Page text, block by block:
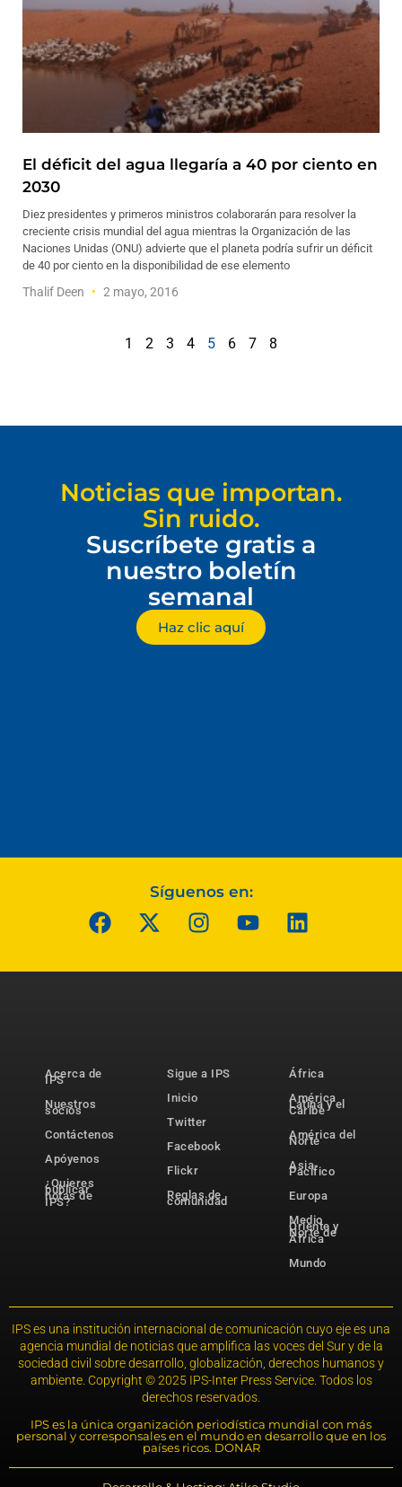
El déficit del agua llegaría a 40 por ciento en
2030
Diez presidentes y primeros ministros colaborarán para resolver la
creciente crisis mundial del agua mientras la Organización de las
Naciones Unidas (ONU) advierte que el planeta podría sufrir un déficit
de 40 por ciento en la disponibilidad de ese elemento
Thalif Deen 2 mayo, 2016
1 2 3 4 5 6 7 8
Noticias que importan.
Sin ruido.
Suscríbete gratis a
nuestro boletín
semanal
Haz clic aquí
Síguenos en:
Acerca de
IPS
Nuestros
socios
Contáctenos
Apóyenos
¿Quieres
publicar
notas de
IPS?
Sigue a IPS
Inicio
Twitter
Facebook
Flickr
Reglas de
comunidad
África
América
Latina y el
Caribe
América del
Norte
Asia-
Pacífico
Europa
Medio
Oriente y
Norte de
África
Mundo
IPS es una institución internacional de comunicación cuyo eje es una
agencia mundial de noticias que amplifica las voces del Sur y de la
sociedad civil sobre desarrollo, globalización, derechos humanos y
ambiente. Copyright © 2025 IPS-Inter Press Service. Todos los
derechos reservados.
IPS es la única organización periodística mundial con más
personal y corresponsales en el mundo en desarrollo que en los
países ricos. DONAR